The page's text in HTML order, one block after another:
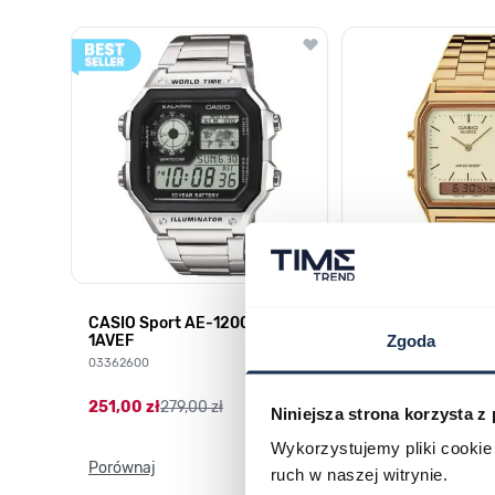
Zgoda
Niniejsza strona korzysta z
Wykorzystujemy pliki
ruch w naszej witrynie.
Poruszanie się po elementach karuzeli jest możliwe za
Naciśnij, aby pominąć karuzelę
Naciśnij, aby przejść do nawigacji karuzeli
CASIO Sport AE-1200WHD-
1AVEF
03362600
251,00 zł279,00 zł
Porównaj
9DMQYES
296,00 zł329,00
Porównaj